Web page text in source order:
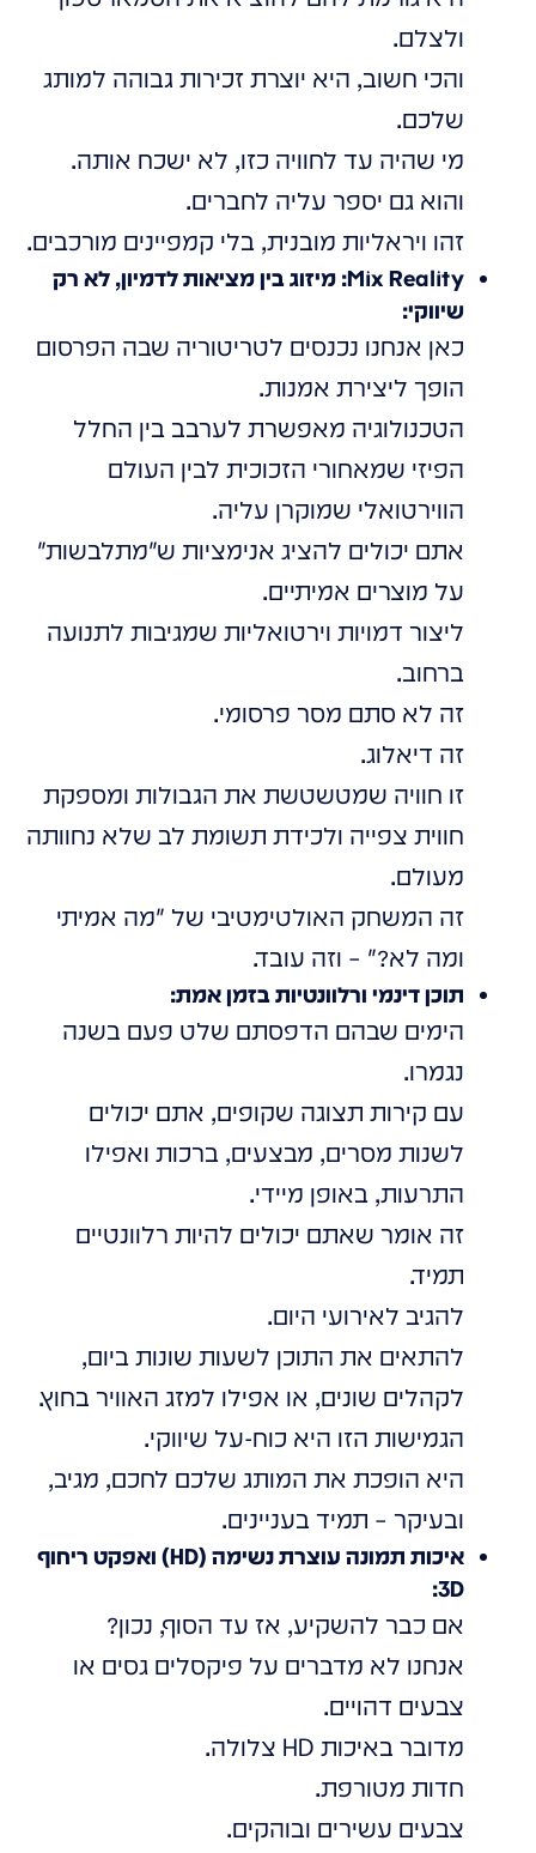
ולצלם.
והכי חשוב, היא יוצרת זכירות גבוהה למותג
שלכם.
מי שהיה עד לחוויה כזו, לא ישכח אותה.
והוא גם יספר עליה לחברים.
זהו ויראליות מובנית, בלי קמפיינים מורכבים.
Mix Reality: מיזוג בין מציאות לדמיון, לא רק
שיווקי:
כאן אנחנו נכנסים לטריטוריה שבה הפרסום
הופך ליצירת אמנות.
הטכנולוגיה מאפשרת לערבב בין החלל
הפיזי שמאחורי הזכוכית לבין העולם
הווירטואלי שמוקרן עליה.
אתם יכולים להציג אנימציות ש"מתלבשות"
על מוצרים אמיתיים.
ליצור דמויות וירטואליות שמגיבות לתנועה
ברחוב.
זה לא סתם מסר פרסומי.
זה דיאלוג.
זו חוויה שמטשטשת את הגבולות ומספקת
חווית צפייה ולכידת תשומת לב שלא נחוותה
מעולם.
זה המשחק האולטימטיבי של "מה אמיתי
ומה לא?" – וזה עובד.
תוכן דינמי ורלוונטיות בזמן אמת:
הימים שבהם הדפסתם שלט פעם בשנה
נגמרו.
עם קירות תצוגה שקופים, אתם יכולים
לשנות מסרים, מבצעים, ברכות ואפילו
התרעות, באופן מיידי.
זה אומר שאתם יכולים להיות רלוונטיים
תמיד.
להגיב לאירועי היום.
להתאים את התוכן לשעות שונות ביום,
לקהלים שונים, או אפילו למזג האוויר בחוץ.
הגמישות הזו היא כוח-על שיווקי.
היא הופכת את המותג שלכם לחכם, מגיב,
ובעיקר – תמיד בעניינים.
איכות תמונה עוצרת נשימה (HD) ואפקט ריחוף
3D:
אם כבר להשקיע, אז עד הסוף, נכון?
אנחנו לא מדברים על פיקסלים גסים או
צבעים דהויים.
מדובר באיכות HD צלולה.
חדות מטורפת.
צבעים עשירים ובוהקים.